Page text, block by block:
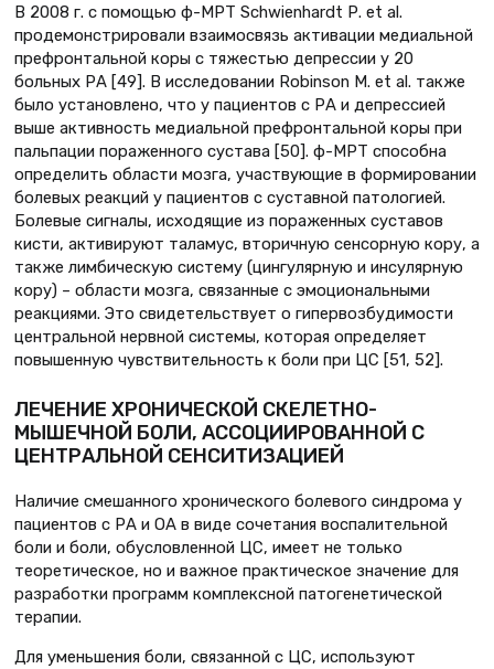
В 2008 г. с помощью ф-МРТ Schwienhardt Р. et al.
продемонстрировали взаимосвязь активации медиальной
префронтальной коры с тяжестью депрессии у 20
больных РА [49]. В исследовании Robinson М. et al. также
было установлено, что у пациентов с РА и депрессией
выше активность медиальной префронтальной коры при
пальпации пораженного сустава [50]. ф-МРТ способна
определить области мозга, участвующие в формировании
болевых реакций у пациентов с суставной патологией.
Болевые сигналы, исходящие из пораженных суставов
кисти, активируют таламус, вторичную сенсорную кору, а
также лимбическую систему (цингулярную и инсулярную
кору) – области мозга, связанные с эмоциональными
реакциями. Это свидетельствует о гипервозбудимости
центральной нервной системы, которая определяет
повышенную чувствительность к боли при ЦС [51, 52].
ЛЕЧЕНИЕ ХРОНИЧЕСКОЙ СКЕЛЕТНО-
МЫШЕЧНОЙ БОЛИ, АССОЦИИРОВАННОЙ С
ЦЕНТРАЛЬНОЙ СЕНСИТИЗАЦИЕЙ
Наличие смешанного хронического болевого синдрома у
пациентов с РА и ОА в виде сочетания воспалительной
боли и боли, обусловленной ЦС, имеет не только
теоретическое, но и важное практическое значение для
разработки программ комплексной патогенетической
терапии.
Для уменьшения боли, связанной с ЦС, используют